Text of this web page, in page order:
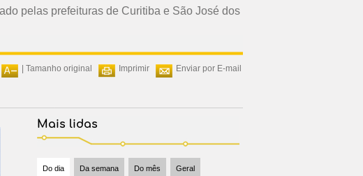
pelas prefeituras de Curitiba e São José dos
Enviar por E-mail
Imprimir
Tamanho original
Mais lidas
Do dia Da semana Do mês Geral